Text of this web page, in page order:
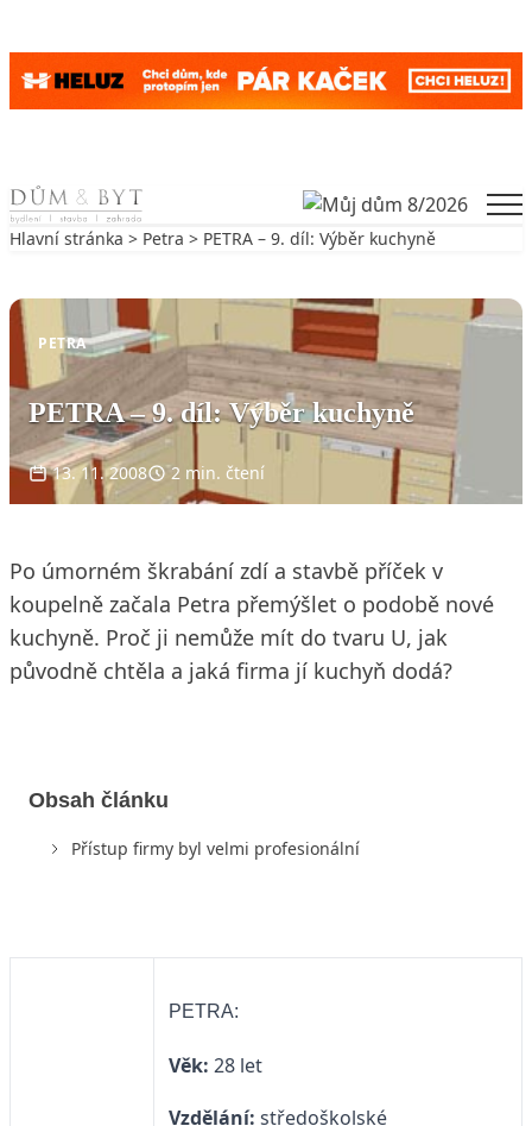
Skip to content
Hlavní stránka > Petra > PETRA – 9. díl: Výběr kuchyně
PETRA
PETRA – 9. díl: Výběr kuchyně
13. 11. 2008 2 min. čtení
Po úmorném škrabání zdí a stavbě příček v
koupelně začala Petra přemýšlet o podobě nové
kuchyně. Proč ji nemůže mít do tvaru U, jak
původně chtěla a jaká firma jí kuchyň dodá?
Obsah článku
Přístup firmy byl velmi profesionální
PETRA:
Věk: 28 let
Vzdělání: středoškolské